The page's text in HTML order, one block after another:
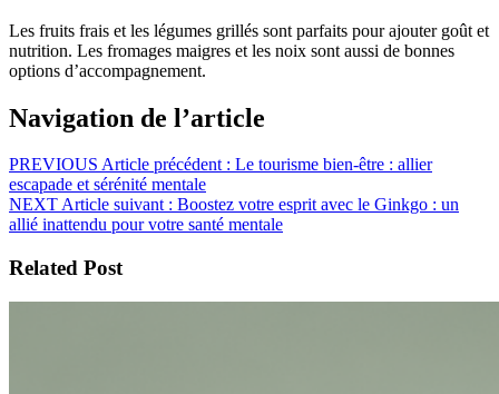
Les fruits frais et les légumes grillés sont parfaits pour ajouter goût et
nutrition. Les fromages maigres et les noix sont aussi de bonnes
options d’accompagnement.
Navigation de l’article
PREVIOUS Article précédent : Le tourisme bien-être : allier
escapade et sérénité mentale
NEXTArticle suivant : Boostez votre esprit avec le Ginkgo : un
allié inattendu pour votre santé mentale
Related Post